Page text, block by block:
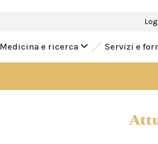
Medicina e ricerca Servizi e